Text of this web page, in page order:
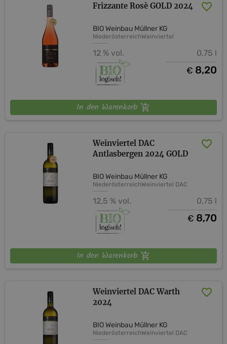
Frizzante Rosè GOLD 2024
BIO Weinbau Müllner KG
NiederösterreichWeinviertel
12 % vol. 0,75 l
€ 8,20
In den Warenkorb
Weinviertel DAC
Antlasbergen 2024 GOLD
BIO Weinbau Müllner KG
NiederösterreichWeinviertel DAC
12,5 % vol. 0,75 l
€ 8,70
In den Warenkorb
Weinviertel DAC Warth
2024
BIO Weinbau Müllner KG
NiederösterreichWeinviertel DAC